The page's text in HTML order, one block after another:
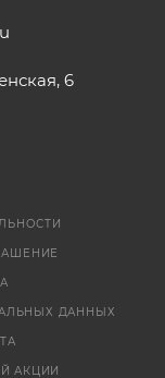
6
ДАННЫХ
АКЦИИ